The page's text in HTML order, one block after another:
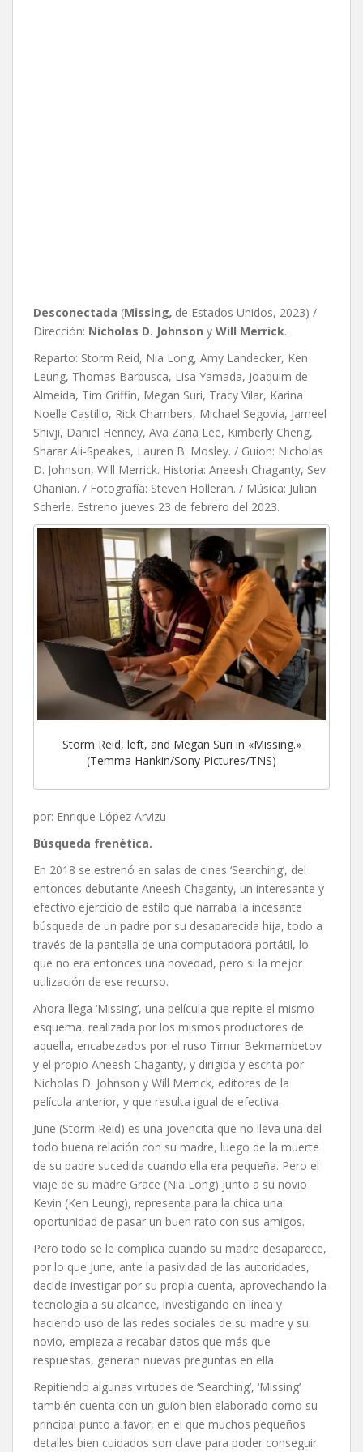
Desconectada (Missing, de Estados Unidos, 2023) /
Dirección: Nicholas D. Johnson y Will Merrick.
Reparto: Storm Reid, Nia Long, Amy Landecker, Ken
Leung, Thomas Barbusca, Lisa Yamada, Joaquim de
Almeida, Tim Griffin, Megan Suri, Tracy Vilar, Karina
Noelle Castillo, Rick Chambers, Michael Segovia, Jameel
Shivji, Daniel Henney, Ava Zaria Lee, Kimberly Cheng,
Sharar Ali-Speakes, Lauren B. Mosley. / Guion: Nicholas
D. Johnson, Will Merrick. Historia: Aneesh Chaganty, Sev
Ohanian. / Fotografía: Steven Holleran. / Música: Julian
Scherle. Estreno jueves 23 de febrero del 2023.
Storm Reid, left, and Megan Suri in «Missing.»
(Temma Hankin/Sony Pictures/TNS)
por: Enrique López Arvizu
Búsqueda frenética.
En 2018 se estrenó en salas de cines ‘Searching’, del
entonces debutante Aneesh Chaganty, un interesante y
efectivo ejercicio de estilo que narraba la incesante
búsqueda de un padre por su desaparecida hija, todo a
través de la pantalla de una computadora portátil, lo
que no era entonces una novedad, pero si la mejor
utilización de ese recurso.
Ahora llega ‘Missing’, una película que repite el mismo
esquema, realizada por los mismos productores de
aquella, encabezados por el ruso Timur Bekmambetov
y el propio Aneesh Chaganty, y dirigida y escrita por
Nicholas D. Johnson y Will Merrick, editores de la
película anterior, y que resulta igual de efectiva.
June (Storm Reid) es una jovencita que no lleva una del
todo buena relación con su madre, luego de la muerte
de su padre sucedida cuando ella era pequeña. Pero el
viaje de su madre Grace (Nia Long) junto a su novio
Kevin (Ken Leung), representa para la chica una
oportunidad de pasar un buen rato con sus amigos.
Pero todo se le complica cuando su madre desaparece,
por lo que June, ante la pasividad de las autoridades,
decide investigar por su propia cuenta, aprovechando la
tecnología a su alcance, investigando en línea y
haciendo uso de las redes sociales de su madre y su
novio, empieza a recabar datos que más que
respuestas, generan nuevas preguntas en ella.
Repitiendo algunas virtudes de ‘Searching’, ‘Missing’
también cuenta con un guion bien elaborado como su
principal punto a favor, en el que muchos pequeños
detalles bien cuidados son clave para poder conseguir